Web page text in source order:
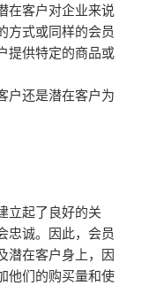
在客户对企业来说
方式或同样的会员
提供特定的商品或
户还是潜在客户为
立起了良好的关
忠诚。因此，会员
潜在客户身上，因
他们的购买量和使